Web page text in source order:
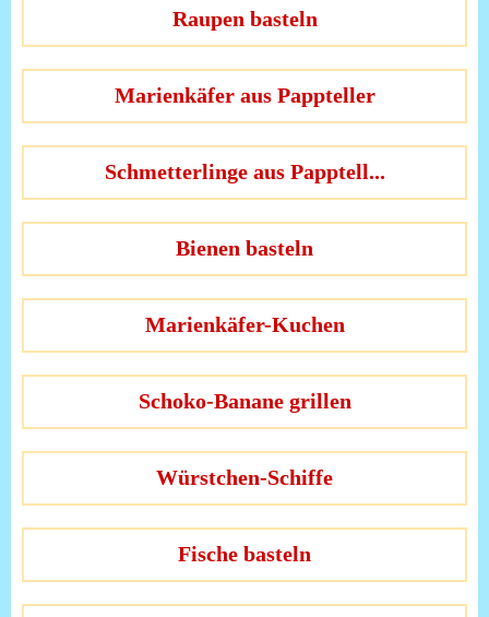
Raupen basteln
Marienkäfer aus Pappteller
Schmetterlinge aus Papptell...
Bienen basteln
Marienkäfer-Kuchen
Schoko-Banane grillen
Würstchen-Schiffe
Fische basteln